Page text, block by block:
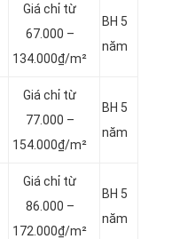
Giá chỉ từ
67.000 –
134.000₫/m²
BH 5
năm
Giá chỉ từ
77.000 –
154.000₫/m²
BH 5
năm
Giá chỉ từ
86.000 –
172.000₫/m²
BH 5
năm